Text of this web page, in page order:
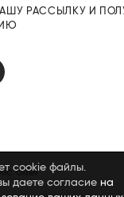
РАССЫЛКУ И
offer
cookie файлы.
даете согласие на